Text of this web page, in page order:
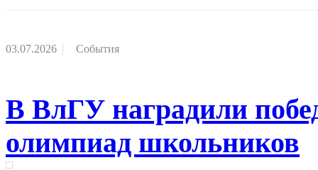
03.07.2026 События
В ВлГУ наградили
олимпиад школьников